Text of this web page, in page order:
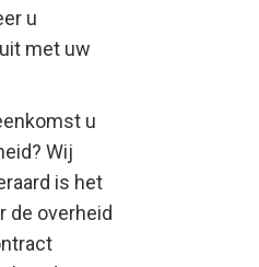
u
met uw
u
Wij
is het
de overheid